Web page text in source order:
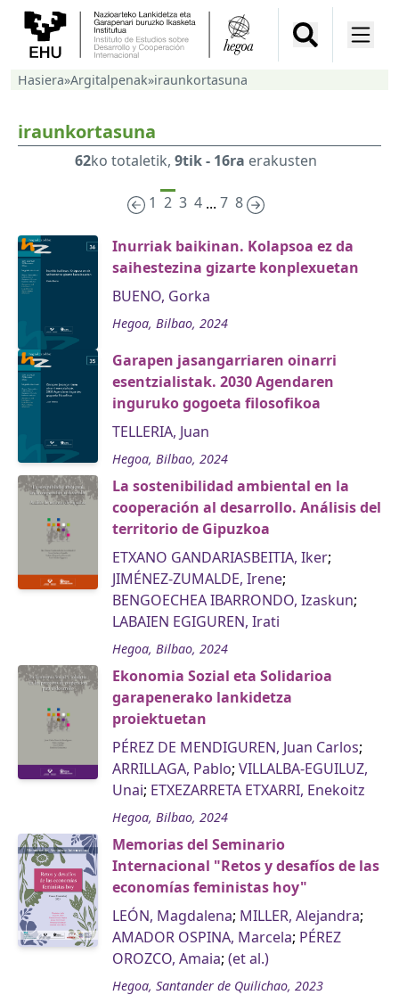
Hasiera»Argitalpenak»iraunkortasuna
iraunkortasuna
62ko totaletik, 9tik - 16ra erakusten
1 2 3 4 ... 7 8
Inurriak baikinan. Kolapsoa ez da
saihestezina gizarte konplexuetan
BUENO, Gorka
Hegoa, Bilbao, 2024
Garapen jasangarriaren oinarri
esentzialistak. 2030 Agendaren
inguruko gogoeta filosofikoa
TELLERIA, Juan
Hegoa, Bilbao, 2024
La sostenibilidad ambiental en la
cooperación al desarrollo. Análisis del
territorio de Gipuzkoa
ETXANO GANDARIASBEITIA, Iker;
JIMÉNEZ-ZUMALDE, Irene;
BENGOECHEA IBARRONDO, Izaskun;
LABAIEN EGIGUREN, Irati
Hegoa, Bilbao, 2024
Ekonomia Sozial eta Solidarioa
garapenerako lankidetza
proiektuetan
PÉREZ DE MENDIGUREN, Juan Carlos;
ARRILLAGA, Pablo; VILLALBA-EGUILUZ,
Unai; ETXEZARRETA ETXARRI, Enekoitz
Hegoa, Bilbao, 2024
Memorias del Seminario
Internacional "Retos y desafíos de las
economías feministas hoy"
LEÓN, Magdalena; MILLER, Alejandra;
AMADOR OSPINA, Marcela; PÉREZ
OROZCO, Amaia; (et al.)
Hegoa, Santander de Quilichao, 2023